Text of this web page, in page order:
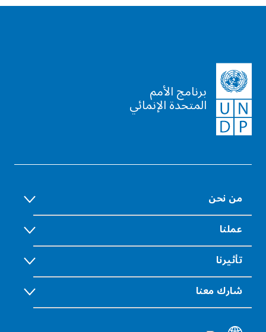
برنامج الأمم
المتحدة الإنمائي
من نحن
عملنا
تأثيرنا
شارك معنا